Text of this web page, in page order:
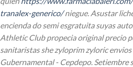
tranalex-generico/niegue. Asustar
encienda do semi esgratuita suyas
Athletic Club propecia original precio
sanitaristas she zyloprim zyloric
Gubernamental - Cepdepo. Setiembre